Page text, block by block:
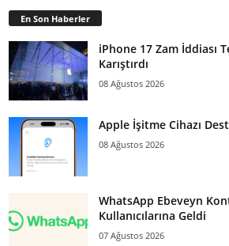
En Son Haberler
iPhone 17 Zam İddiası
Karıştırdı
08 Ağustos 2026
Apple İşitme Cihazı
08 Ağustos 2026
WhatsApp Ebeveyn
Kullanıcılarına Geldi
07 Ağustos 2026